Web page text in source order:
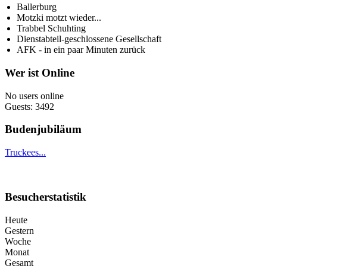
Ballerburg
Motzki motzt wieder...
Trabbel Schuhting
Dienstabteil-geschlossene Gesellschaft
AFK - in ein paar Minuten zurück
Wer ist Online
No users online
Guests: 3492
Budenjubiläum
Truckees...
Besucherstatistik
Heute
Gestern
Woche
Monat
Gesamt